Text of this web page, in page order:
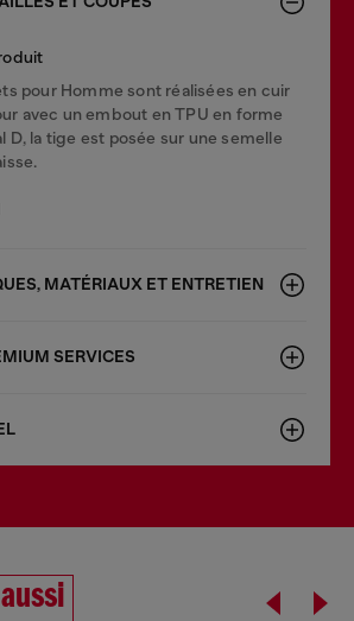
pour Homme sont réalisées en cuir
avec un embout en TPU en forme
D, la tige est posée sur une semelle
MATÉRIAUX ET ENTRETIEN
SERVICES